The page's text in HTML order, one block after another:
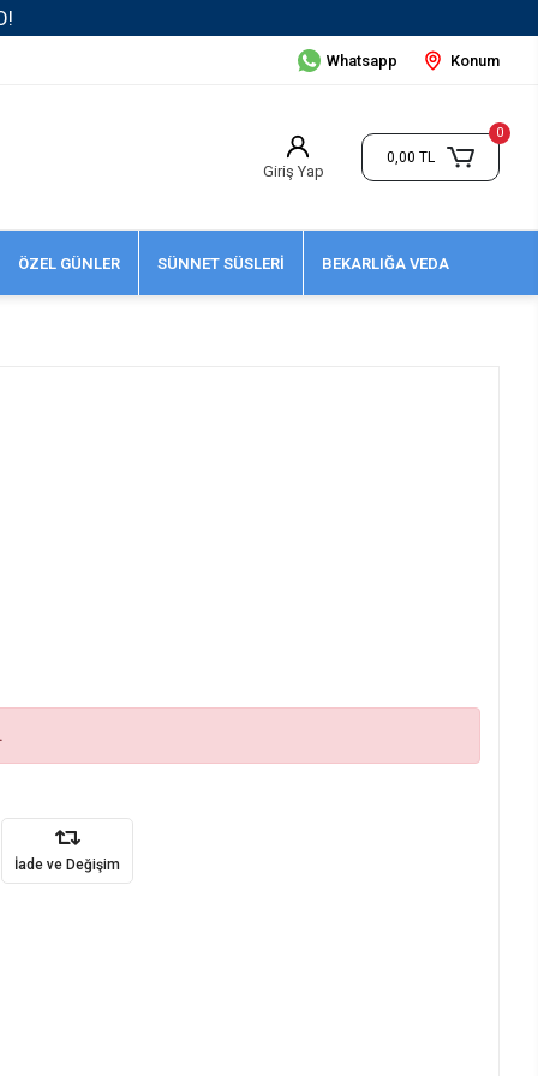
Whatsapp Konum
Giriş Yap
0
0,00 TL
ÖZEL GÜNLER SÜNNET SÜSLERİ BEKARLIĞA VEDA
İade ve Değişim